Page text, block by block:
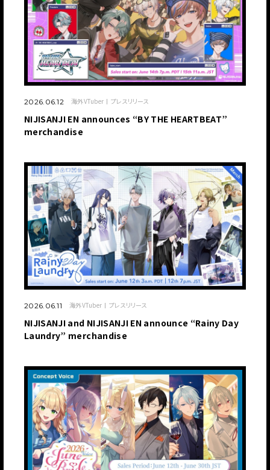
2026.06.12 海外VTuber プレスリリース
NIJISANJI EN announces “BY THE HEARTBEAT”
merchandise
2026.06.11 海外VTuber プレスリリース
NIJISANJI and NIJISANJI EN announce “Rainy Day
Laundry” merchandise